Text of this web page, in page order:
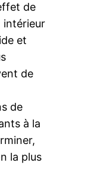
de
intérieur
et
de
de
à la
la plus